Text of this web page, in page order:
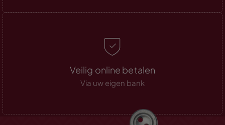
Veilig online betalen
Via uw eigen bank